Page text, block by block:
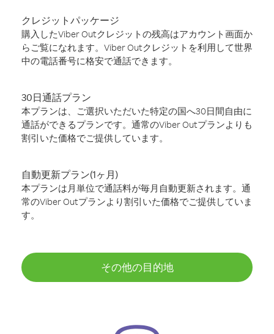
クレジットパッケージ
購入したViber Outクレジットの残高はアカウント画面か
らご覧になれます。Viber Outクレジットを利用して世界
中の電話番号に格安で通話できます。
30日通話プラン
本プランは、ご選択いただいた特定の国へ30日間自由に
通話ができるプランです。通常のViber Outプランよりも
割引いた価格でご提供しています。
自動更新プラン(1ヶ月)
本プランは月単位で通話料が毎月自動更新されます。通
常のViber Outプランより割引いた価格でご提供していま
す。
その他の目的地